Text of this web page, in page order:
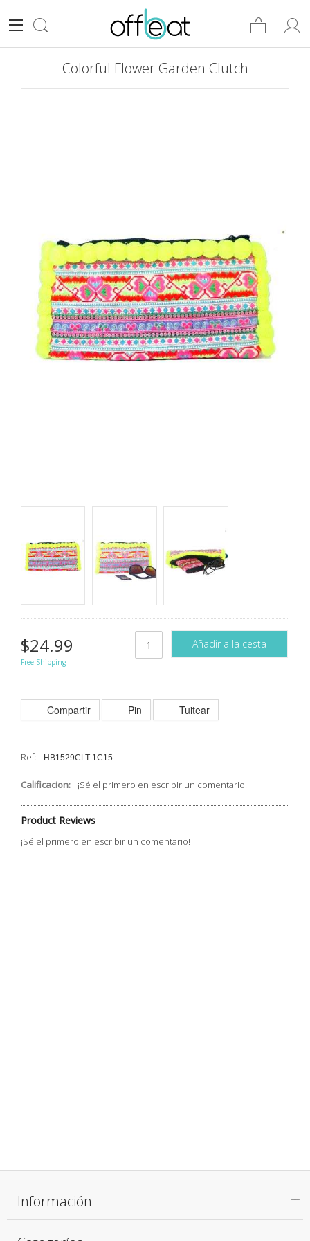
Colorful Flower Garden Clutch
$24.99
Free Shipping
Añadir a la cesta
Compartir Pin Tuitear
Ref: HB1529CLT-1C15
Calificacion: ¡Sé el primero en escribir un comentario!
Product Reviews
¡Sé el primero en escribir un comentario!
Información